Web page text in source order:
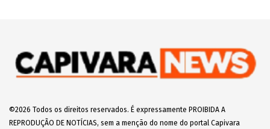
©2026 Todos os direitos reservados. É expressamente PROIBIDA A
REPRODUÇÃO DE NOTÍCIAS, sem a menção do nome do portal Capivara